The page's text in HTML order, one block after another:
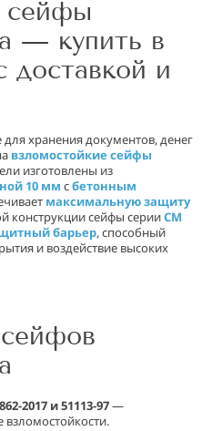
сейфы
— купить в
и
хранения документов, денег
взломостойкие сейфы
изготовлены из
10 мм сбетонным
максимальную защиту
конструкции сейфы серииСМ
барьер, способный
и воздействие высоких
2017 и 51113-97—